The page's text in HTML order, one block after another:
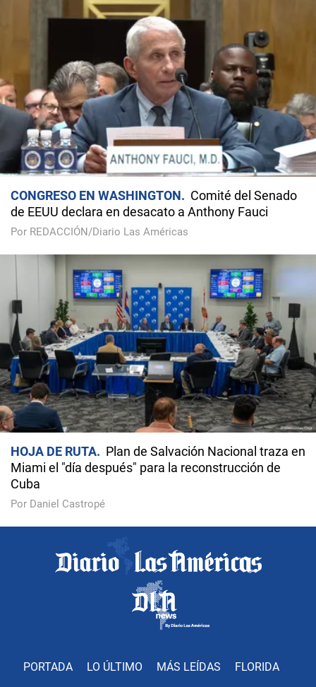
CONGRESO EN WASHINGTON
Comité del Senado
de EEUU declara en desacato a Anthony Fauci
Por REDACCIÓN/Diario Las Américas
HOJA DE RUTA
Plan de Salvación Nacional traza en
Miami el "día después" para la reconstrucción de
Cuba
Por Daniel Castropé
PORTADA LO ÚLTIMO MÁS LEÍDAS FLORIDA